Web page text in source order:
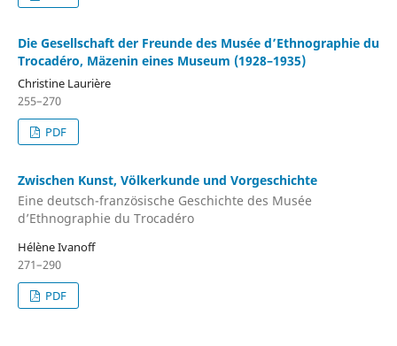
Die Gesellschaft der Freunde des Musée d’Ethnographie du
Trocadéro, Mäzenin eines Museum (1928–1935)
Christine Laurière
255–270
PDF
Zwischen Kunst, Völkerkunde und Vorgeschichte
Eine deutsch-französische Geschichte des Musée
d’Ethnographie du Trocadéro
Hélène Ivanoff
271–290
PDF